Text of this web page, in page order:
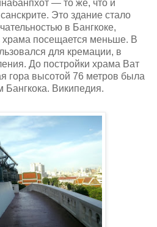
— то же, что и
Это здание стало
в Бангкоке,
храма посещается меньше. В
для кремации, в
До постройки храма Ват
гора высотой 76 метров была
Википедия.